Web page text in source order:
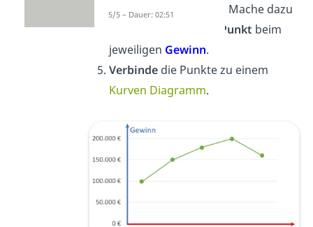
Zeichne die Werte ein. Mache dazu
Punkt beim
jeweiligen Gewinn.
Verbindedie Punkte zu einem
Kurven Diagramm.
5/5 – Dauer: 02:51